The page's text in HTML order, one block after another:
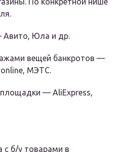
Авито, Юла и др.
вещей банкротов —
online, МЭТС.
площадки — AliExpress,
с б/у товарами в